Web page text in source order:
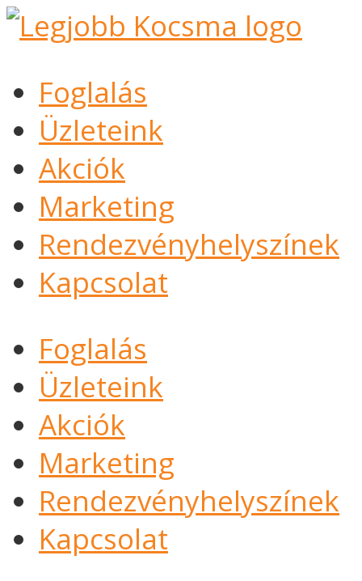
Foglalás
Üzleteink
Akciók
Marketing
Rendezvényhelyszínek
Kapcsolat
Foglalás
Üzleteink
Akciók
Marketing
Rendezvényhelyszínek
Kapcsolat